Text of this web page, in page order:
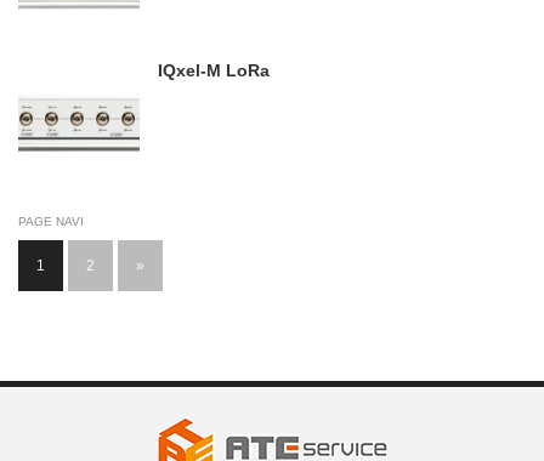
IQxel-M LoRa
PAGE NAVI
1 2 »